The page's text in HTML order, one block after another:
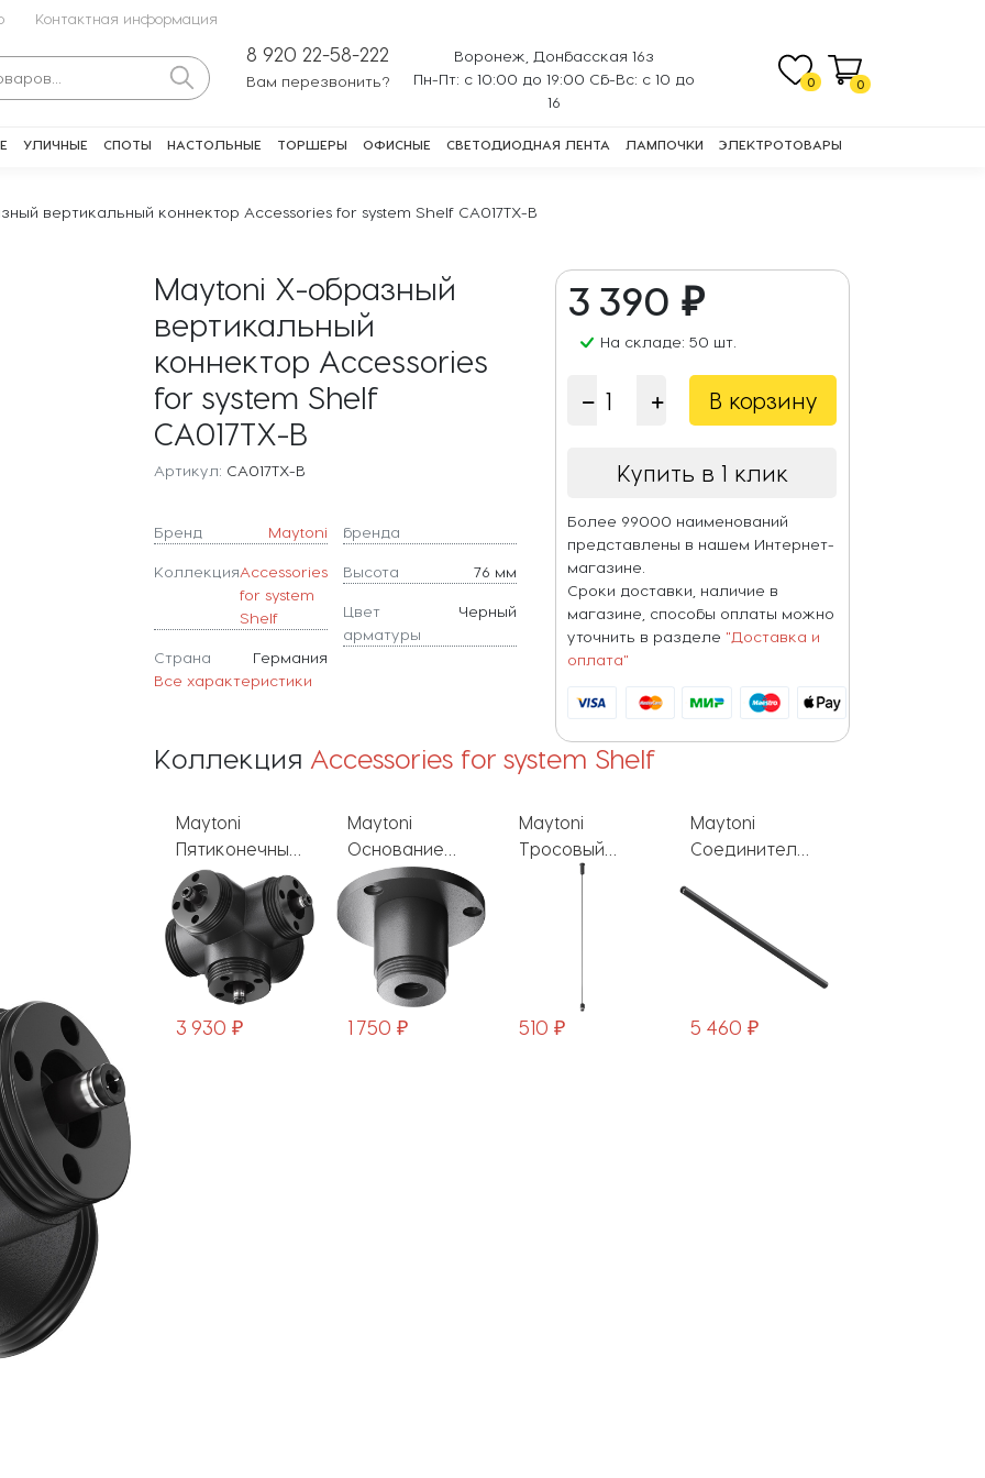
Контактная информация
8 920 22-58-222
Вам перезвонить?
Воронеж, Донбасская 16з
Пн-Пт: с 10:00 до 19:00 Сб-Вс: с 10 до
16
0 0
УЛИЧНЫЕ СПОТЫ НАСТОЛЬНЫЕ ТОРШЕРЫ ОФИСНЫЕ СВЕТОДИОДНАЯ ЛЕНТА ЛАМПОЧКИ ЭЛЕКТРОТОВАРЫ
вертикальный коннектор Accessories for system Shelf CA017TX-B
Maytoni Х-образный
вертикальный
коннектор Accessories
for system Shelf
CA017TX-B
Артикул: CA017TX-B
Бренд Maytoni
КоллекцияAccessories
for system
Shelf
Страна
бренда
Германия
Высота 76 мм
Цвет
арматуры
Черный
Все характеристики
3 390 ₽
На складе: 50 шт.
В корзину
Купить в 1 клик
Более 99000 наименований
представлены в нашем Интернет-
магазине.
Сроки доставки, наличие в
магазине, способы оплаты можно
уточнить в разделе "Доставка и
оплата"
Коллекция Accessories for system Shelf
3 930 ₽
Maytoni
Основание
для
накладного
монтажа
Accessories for
system Shelf
CA022BO-B
1 750 ₽
Maytoni
Тросовый
подвес
Accessories for
system Shelf
CA028SW-
L1000-B
510 ₽
Maytoni
Соединитель
Accessories for
5 460 ₽
Maytoni
Потолочная
ввода
питания
Accessories for
1 560 ₽